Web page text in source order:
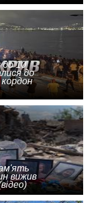
до 10
до
кордон
вижив